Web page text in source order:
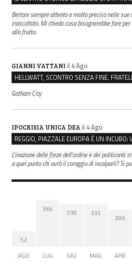
Bertoni sempre attento e molto preciso nelle sue
inascoltato. Mi chiedo cosa bisognerebbe fare
alla frutta.
GIANNI VATTANI il 4 Ago
Gotham City
IPOCRISIA UNICA DEA il 4 Ago
L'inazione delle forze dell'ordine e dei politicanti
a quel punto chi avrà il coraggio di incolparli? Si
52
AGO
366
LUG
338
GIU
335
MAG
296
APR